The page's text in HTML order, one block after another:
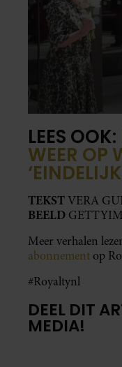
LEES OOK:
WEER OP
TEKSTVERA
BEELD
Meer verhalen
abonnement op
#Royaltynl
DEEL DIT
MEDIA!